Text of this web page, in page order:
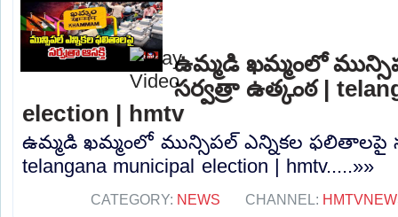
ఉమ్మడి ఖమ్మంలో
సర్వత్రా ఉత్కంఠ |
election | hmtv
ఉమ్మడి ఖమ్మంలో మున్సిపల్ ఎన్నికల ఫలితాలపై
telangana municipal election | hmtv.....»»
CATEGORY: NEWS CHANNEL: